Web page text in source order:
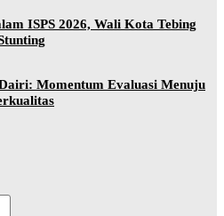
ISPS 2026, Wali Kota Tebing
Momentum Evaluasi Menuju